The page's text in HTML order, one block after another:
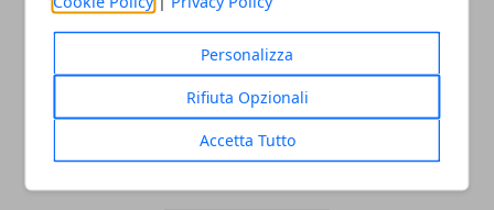
Personalizza
Rifiuta Opzionali
Accetta Tutto
Come raggiungere l’aeroporto di
22/11/2025